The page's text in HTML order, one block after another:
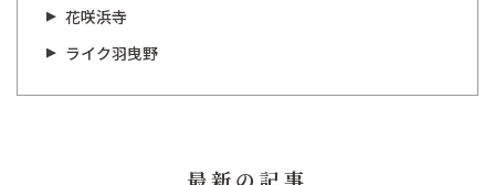
花咲浜寺
ライク羽曳野
最新の記事